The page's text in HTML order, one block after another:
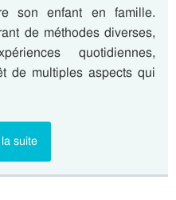
son enfant en famille.
de méthodes diverses,
quotidiennes,
de multiples aspects qui
suite